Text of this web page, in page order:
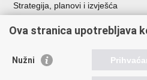
Strategija, planovi i izvješća
Korisne poveznice
Ova stranica upotrebljava
Nužni